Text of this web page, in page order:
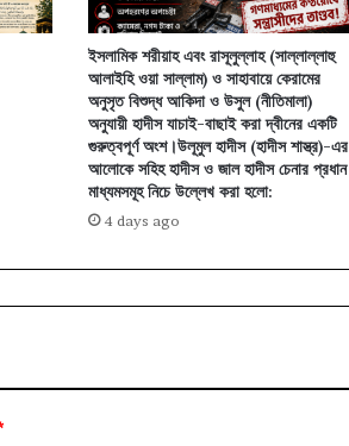
ইসলামিক শরীয়াহ এবং রাসূলুল্লাহ (সাল্লাল্লাহু
আলাইহি ওয়া সাল্লাম) ও সাহাবায়ে কেরামের
অনুসৃত বিশুদ্ধ আকিদা ও উসুল (নীতিমালা)
অনুযায়ী হাদীস যাচাই-বাছাই করা দ্বীনের একটি
গুরুত্বপূর্ণ অংশ।উলূমুল হাদীস (হাদীস শাস্ত্র)-এর
আলোকে সহিহ হাদীস ও জাল হাদীস চেনার প্রধান
মাধ্যমসমূহ নিচে উল্লেখ করা হলো:
4 days ago